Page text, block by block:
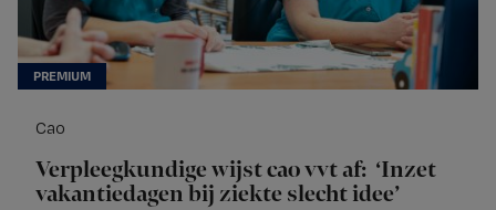
Cao
Verpleegkundige wijst cao vvt af: ‘Inzet
vakantiedagen bij ziekte slecht idee’